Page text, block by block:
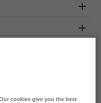
motsvarande
cookies give you the best